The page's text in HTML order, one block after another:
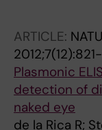
ARTICLE:
Plasmonic
detection of
naked eye
de la Rica R;